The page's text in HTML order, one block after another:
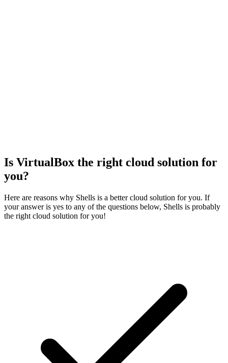
Is VirtualBox the right cloud solution for
you?
Here are reasons why Shells is a better cloud solution for you. If
your answer is yes to any of the questions below, Shells is probably
the right cloud solution for you!